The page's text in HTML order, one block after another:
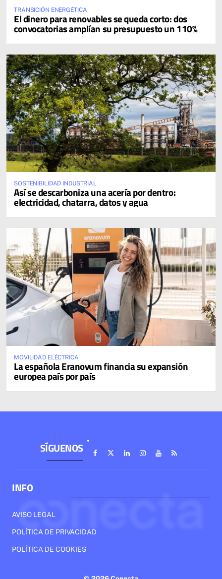
TRANSICIÓN ENERGÉTICA
El dinero para renovables se queda corto: dos
convocatorias amplían su presupuesto un 110%
SOSTENIBILIDAD INDUSTRIAL
Así se descarboniza una acería por dentro:
electricidad, chatarra, datos y agua
MOVILIDAD ELÉCTRICA
La española Eranovum financia su expansión
europea país por país
SÍGUENOS
INFO
AVISO LEGAL
POLÍTICA DE PRIVACIDAD
POLÍTICA DE COOKIES